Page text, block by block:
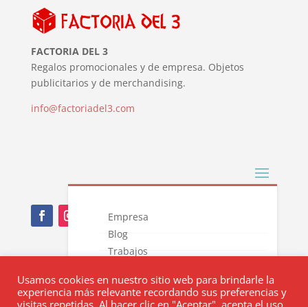
FACTORIA DEL 3
Regalos promocionales y de empresa. Objetos
publicitarios y de merchandising.
info@factoriadel3.com
Empresa
Blog
Trabajos
Catálogos
Contacto
Nota Legal
Política de privacidad
Usamos cookies en nuestro sitio web para brindarle la
experiencia más relevante recordando sus preferencias y
visitas repetidas. Al hacer clic en "Aceptar", acepta el uso